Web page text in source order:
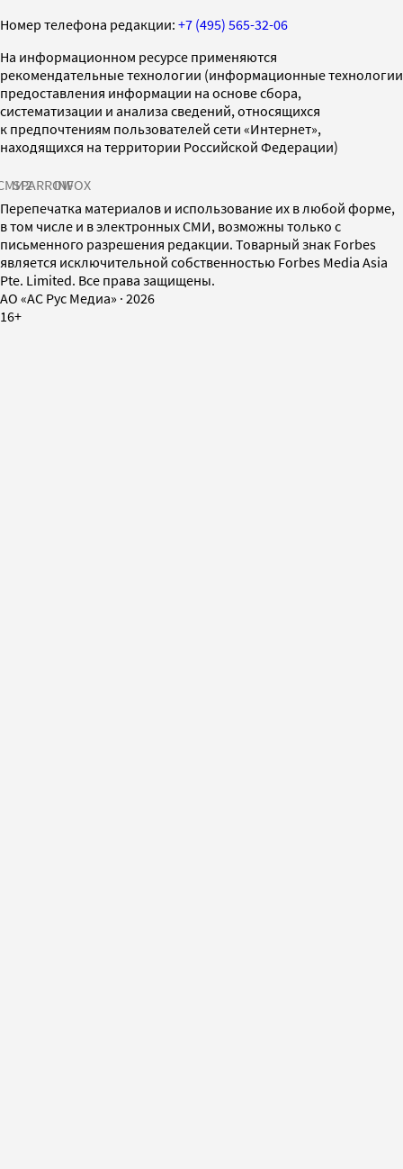
Номер телефона редакции: +7 (495) 565-32-06
На информационном ресурсе применяются
рекомендательные технологии (информационные технологии
предоставления информации на основе сбора,
систематизации и анализа сведений, относящихся
к предпочтениям пользователей сети «Интернет»,
находящихся на территории Российской Федерации)
SPARROWINFOX
Перепечатка материалов и использование их в любой форме,
в том числе и в электронных СМИ, возможны только с
письменного разрешения редакции. Товарный знак Forbes
является исключительной собственностью Forbes Media Asia
Pte. Limited. Все права защищены.
AO «АС Рус Медиа» · 2026
16+